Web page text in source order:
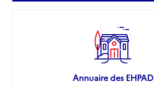
Annuaire des EHPAD